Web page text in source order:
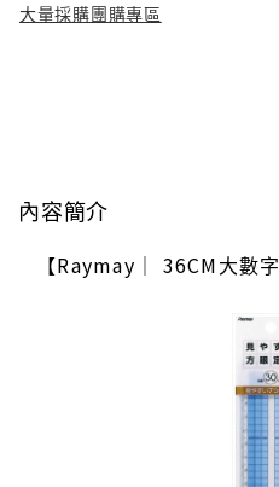
大量採購團購專區
內容簡介
【Raymay｜ 36CM大數